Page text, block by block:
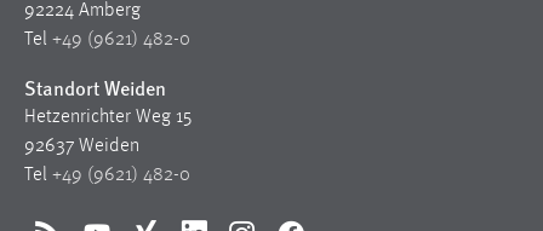
92224 Amberg
Tel +49 (9621) 482-0
Standort Weiden
Hetzenrichter Weg 15
92637 Weiden
Tel +49 (9621) 482-0
STATISTIK
Statistik Cookies erfassen Informationen anonym.
unsere Besucher unsere Website nutzen.